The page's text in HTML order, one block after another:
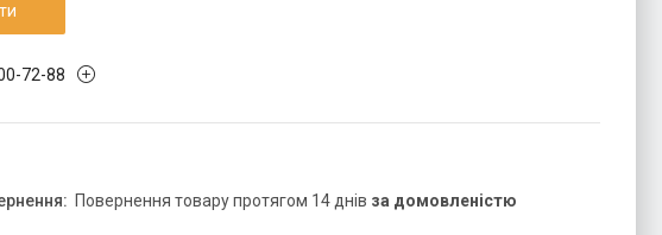
72-88
повернення товару протягом 14 днів за домовленістю